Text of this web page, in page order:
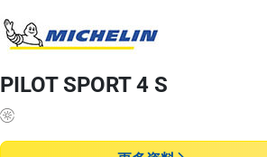
PILOT SPORT 4 S